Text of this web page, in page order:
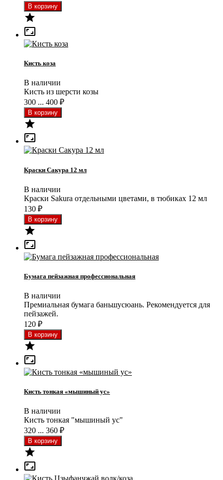


Кисть коза
В наличии
Кисть из шерсти козы
300 ... 400 ₽


Краски Сакура 12 мл
В наличии
Краски Sakura отдельными цветами, в тюбиках 12 мл
130 ₽


Бумага пейзажная профессиональная
В наличии
Премиальная бумага баньшусюань. Рекомендуется для
пейзажей.
120 ₽


Кисть тонкая «мышиный ус»
В наличии
Кисть тонкая "мышиный ус"
320 ... 360 ₽

